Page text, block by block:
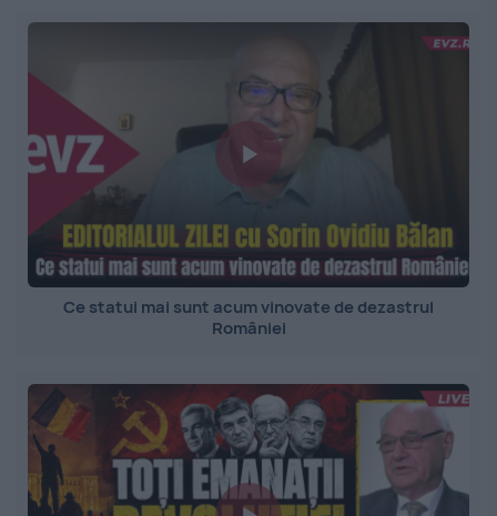
Ce statui mai sunt acum vinovate de dezastrul
României